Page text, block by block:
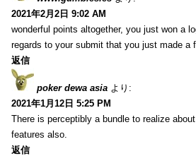
2021年2月2日 9:02 AM
wonderful points altogether, you just won a
regards to your submit that you just made a
返信
poker dewa asia より:
2021年1月12日 5:25 PM
There is perceptibly a bundle to realize
features also.
返信